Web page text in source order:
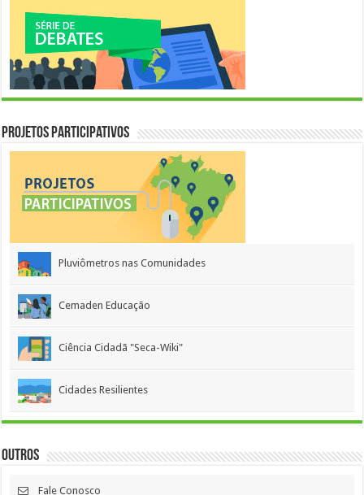
Projetos Participativos
Pluviômetros nas Comunidades
Cemaden Educação
Ciência Cidadã "Seca-Wiki"
Cidades Resilientes
Outros
Fale Conosco